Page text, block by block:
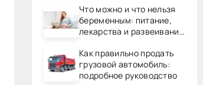
Что можно и что нельзя
беременным: питание,
лекарства и развеивание
Как правильно продать
грузовой автомобиль:
подробное руководство